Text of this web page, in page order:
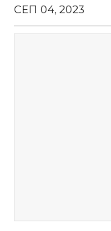
СЕП 04, 2023